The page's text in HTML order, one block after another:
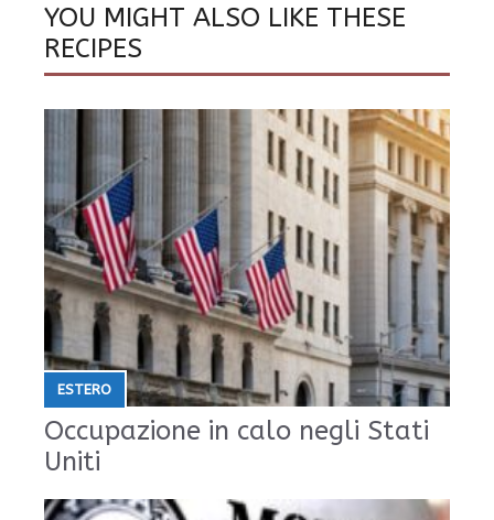
YOU MIGHT ALSO LIKE THESE
RECIPES
ESTERO
Occupazione in calo negli Stati
Uniti